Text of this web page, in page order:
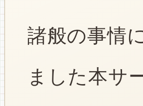
諸般の事情
ました本サ